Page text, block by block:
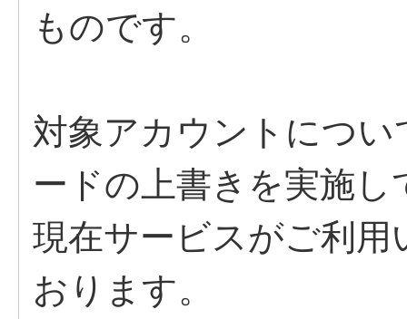
ものです。
対象アカウントにつ
ードの上書きを実施
現在サービスがご利
おります。